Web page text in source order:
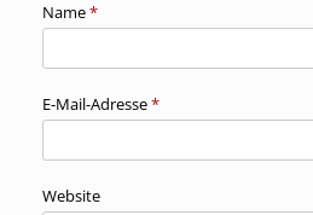
Name*
E-Mail-Adresse*
Website